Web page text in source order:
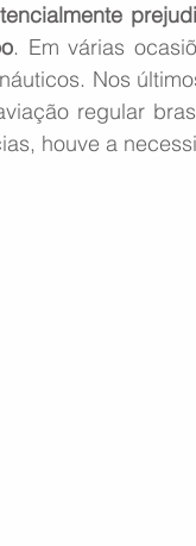
. Em várias
Nos
regular
houve a